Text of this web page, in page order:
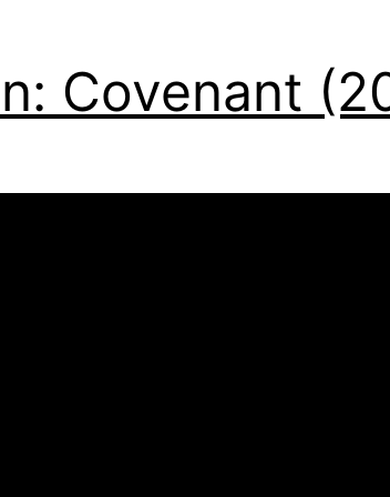
Covenant